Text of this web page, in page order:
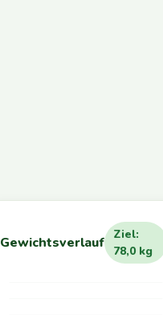
Gewichtsverlauf
Ziel:
78,0 kg